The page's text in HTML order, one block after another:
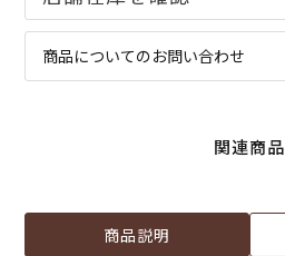
商品についてのお問い合わせ
関連商品
商品説明